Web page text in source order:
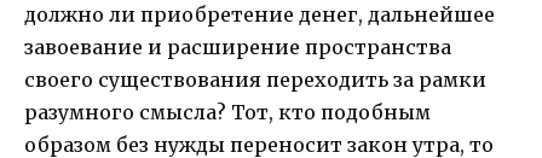
должно ли приобретение денег, дальнейшее
завоевание и расширение пространства
своего существования переходить за рамки
разумного смысла? Тот, кто подобным
образом без нужды переносит закон утра, то